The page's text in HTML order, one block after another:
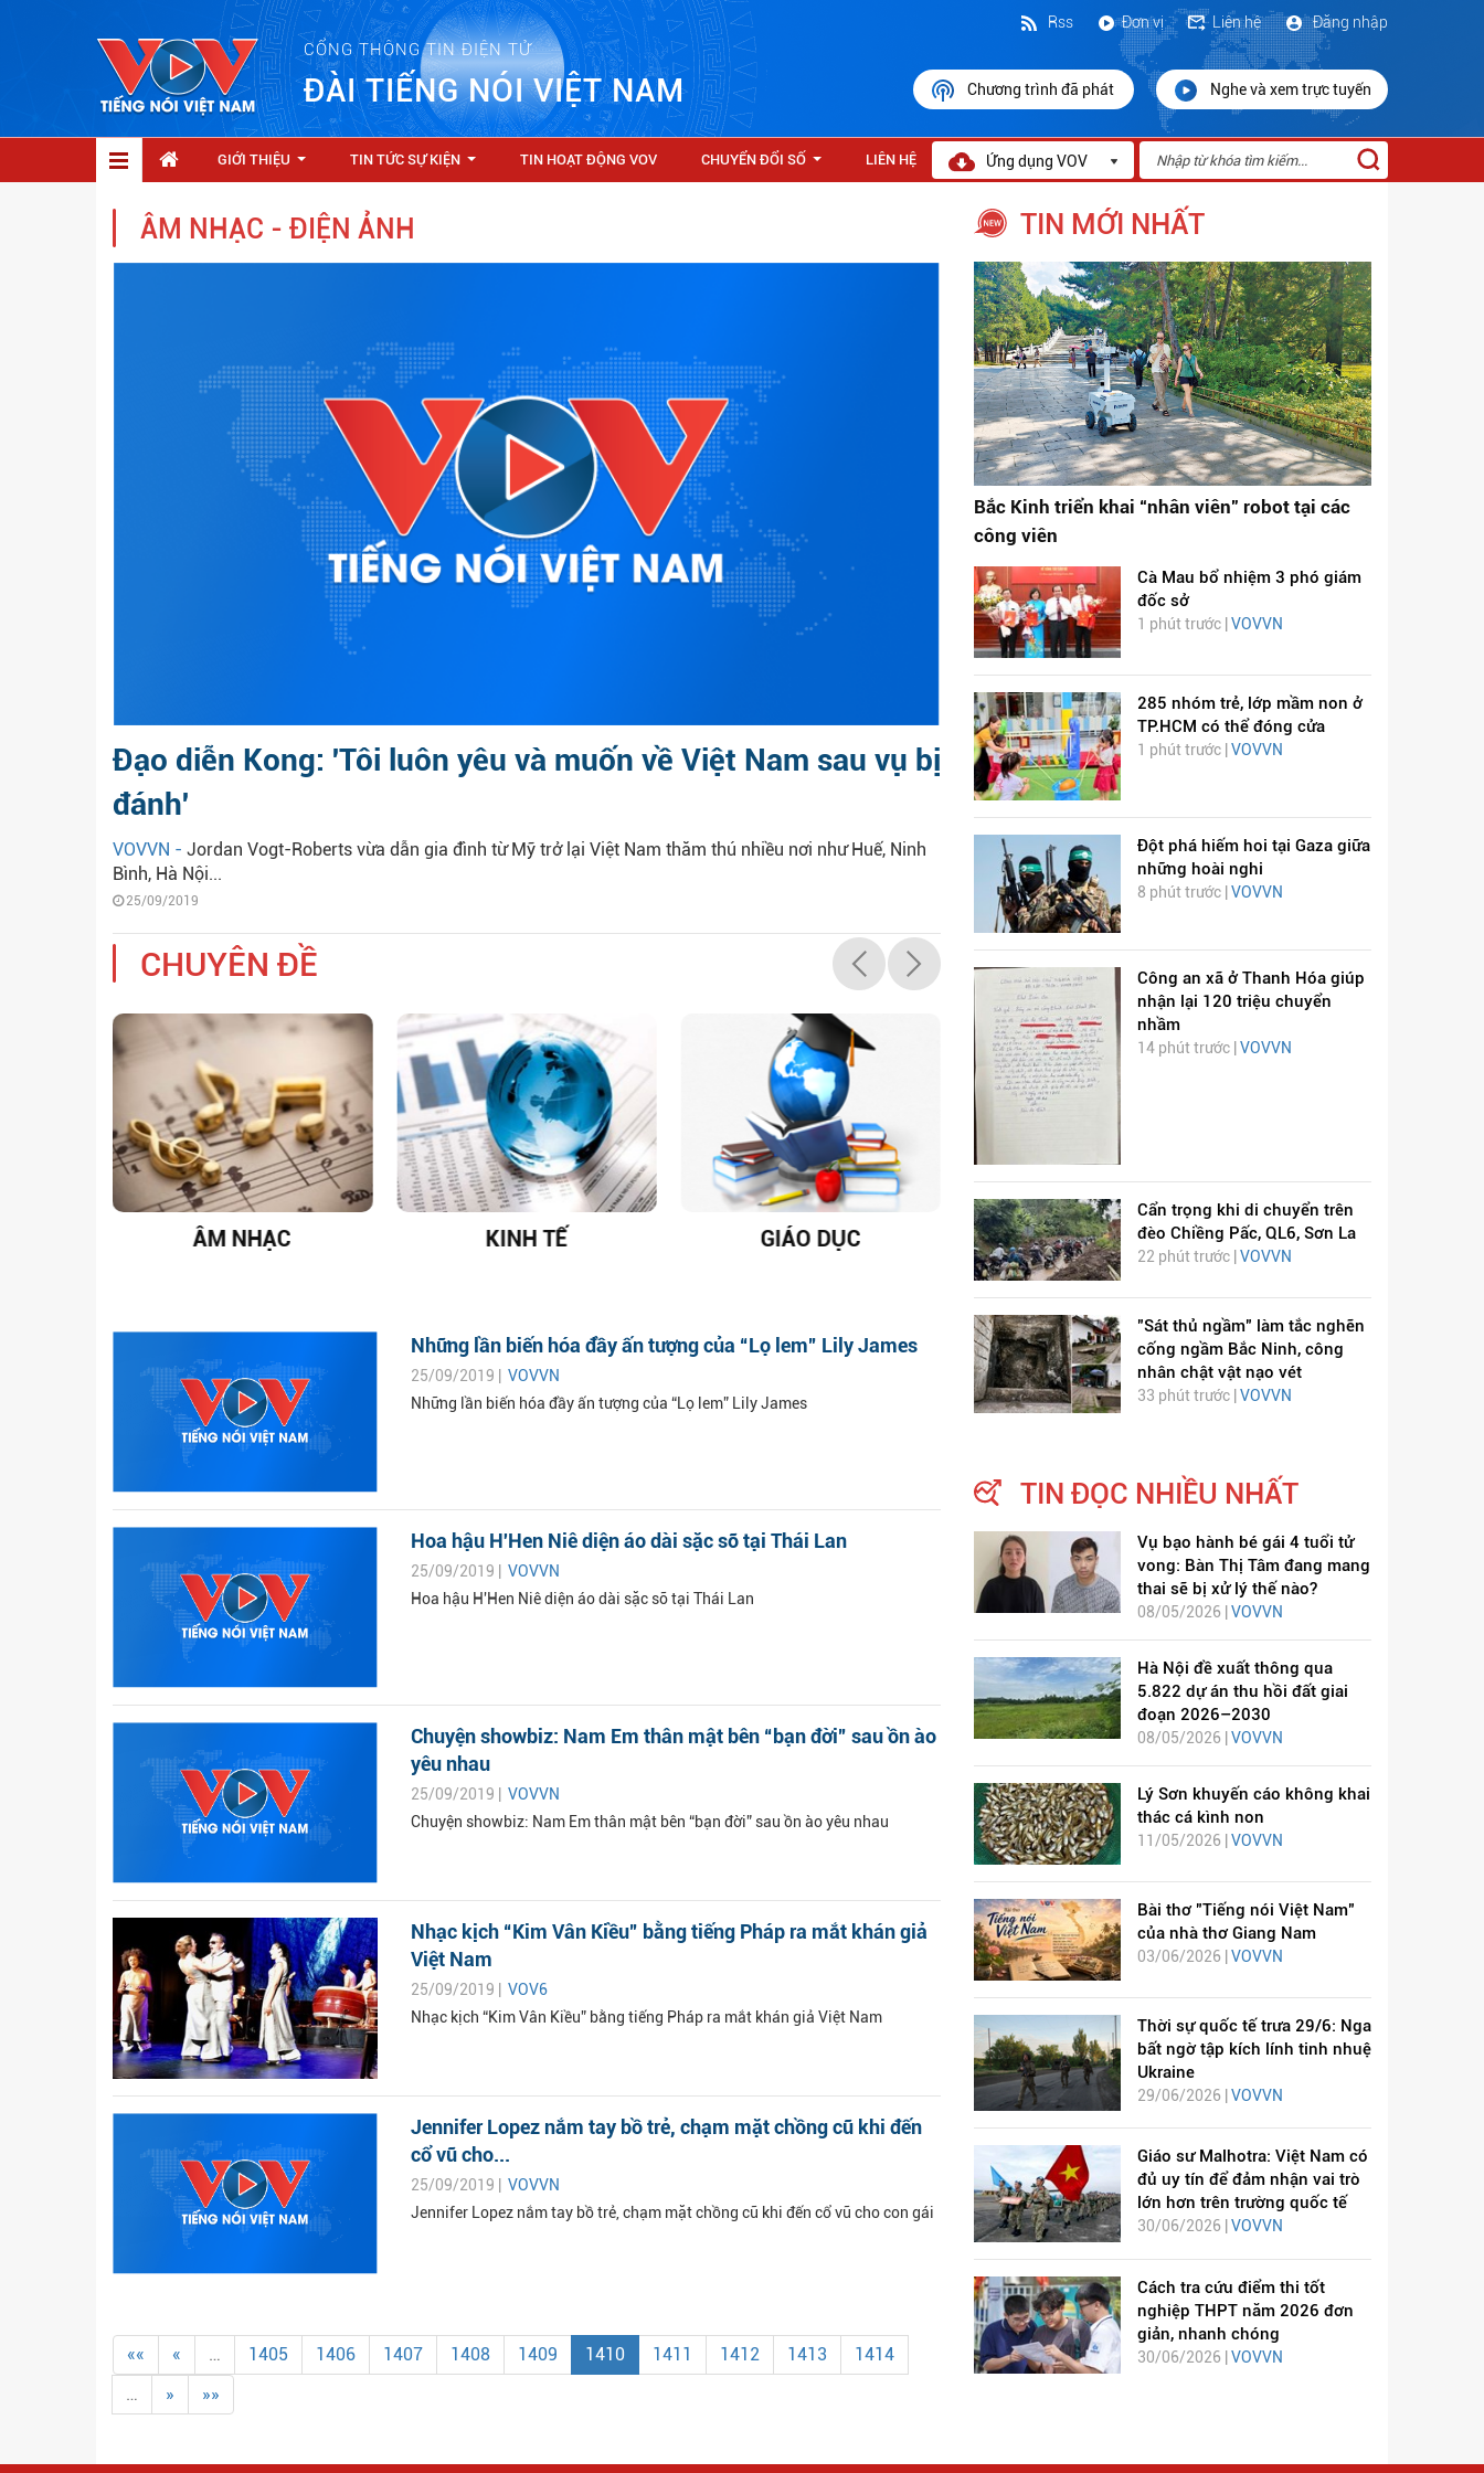
CỔNG THÔNG TIN ĐIỆN TỬ
ĐÀI TIẾNG NÓI VIỆT NAM
Đăng nhập
Liên hệ
Đơn vị
Rss
Chương trình đã phát Nghe và xem trực tuyến
GIỚI THIỆU TIN TỨC SỰ KIỆN TIN HOẠT ĐỘNG VOV CHUYỂN ĐỔI SỐ LIÊN HỆ Ứng dụng VOV
ÂM NHẠC - ĐIỆN ẢNH
Đạo diễn Kong: 'Tôi luôn yêu và muốn về Việt Nam sau vụ bị
đánh'
VOVVN - Jordan Vogt-Roberts vừa dẫn gia đình từ Mỹ trở lại Việt Nam thăm thú nhiều nơi như Huế, Ninh
Bình, Hà Nội...
25/09/2019
CHUYÊN ĐỀ
ÂM NHẠC KINH TẾ GIÁO DỤC
DỊCH VIÊM PHỔI COVID-
19
HÁT LÊN VIỆT NAM
Những lần biến hóa đầy ấn tượng của “Lọ lem” Lily James
25/09/2019 | VOVVN
Những lần biến hóa đầy ấn tượng của “Lọ lem” Lily James
Hoa hậu H'Hen Niê diện áo dài sặc sỡ tại Thái Lan
25/09/2019 | VOVVN
Hoa hậu H'Hen Niê diện áo dài sặc sỡ tại Thái Lan
Chuyện showbiz: Nam Em thân mật bên “bạn đời” sau ồn ào
yêu nhau
25/09/2019 | VOVVN
Chuyện showbiz: Nam Em thân mật bên “bạn đời” sau ồn ào yêu nhau
Nhạc kịch “Kim Vân Kiều” bằng tiếng Pháp ra mắt khán giả
Việt Nam
25/09/2019 | VOV6
Nhạc kịch “Kim Vân Kiều” bằng tiếng Pháp ra mắt khán giả Việt Nam
Jennifer Lopez nắm tay bồ trẻ, chạm mặt chồng cũ khi đến
cổ vũ cho...
25/09/2019 | VOVVN
Jennifer Lopez nắm tay bồ trẻ, chạm mặt chồng cũ khi đến cổ vũ cho con gái
«« « … 1405 1406 1407 1408 1409 1410 1411 1412 1413
1414
…
» »»
TIN MỚI NHẤT
Bắc Kinh triển khai “nhân viên” robot tại các
công viên
Cà Mau bổ nhiệm 3 phó giám
đốc sở
1 phút trước |VOVVN
285 nhóm trẻ, lớp mầm non ở
TP.HCM có thể đóng cửa
1 phút trước |VOVVN
Đột phá hiếm hoi tại Gaza giữa
những hoài nghi
8 phút trước | VOVVN
Công an xã ở Thanh Hóa giúp
nhận lại 120 triệu chuyển
nhầm
14 phút trước | VOVVN
Cẩn trọng khi di chuyển trên
đèo Chiềng Pấc, QL6, Sơn La
22 phút trước | VOVVN
"Sát thủ ngầm" làm tắc nghẽn
cống ngầm Bắc Ninh, công
nhân chật vật nạo vét
33 phút trước | VOVVN
TIN ĐỌC NHIỀU NHẤT
Vụ bạo hành bé gái 4 tuổi tử
vong: Bàn Thị Tâm đang mang
thai sẽ bị xử lý thế nào?
08/05/2026 | VOVVN
Hà Nội đề xuất thông qua
5.822 dự án thu hồi đất giai
đoạn 2026–2030
08/05/2026 | VOVVN
Lý Sơn khuyến cáo không khai
thác cá kình non
11/05/2026 | VOVVN
Bài thơ "Tiếng nói Việt Nam"
của nhà thơ Giang Nam
03/06/2026 | VOVVN
Thời sự quốc tế trưa 29/6: Nga
bất ngờ tập kích lính tinh nhuệ
Ukraine
29/06/2026 | VOVVN
Giáo sư Malhotra: Việt Nam có
đủ uy tín để đảm nhận vai trò
lớn hơn trên trường quốc tế
30/06/2026 |VOVVN
Cách tra cứu điểm thi tốt
nghiệp THPT năm 2026 đơn
giản, nhanh chóng
30/06/2026 | VOVVN